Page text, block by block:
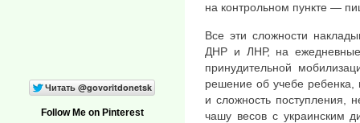
на контрольном пункте —
Все эти сложности
ДНР и ЛНР, на ежедневные
принудительной
решение об учебе ребенка,
и сложность поступления,
чашу весов с украинским
Follow Me on Pinterest